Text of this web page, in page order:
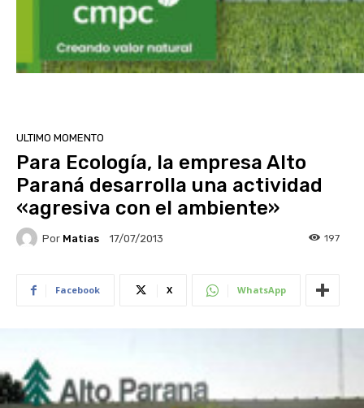
ULTIMO MOMENTO
Para Ecología, la empresa Alto
Paraná desarrolla una actividad
«agresiva con el ambiente»
Por Matias 17/07/2013 197
Facebook X WhatsApp